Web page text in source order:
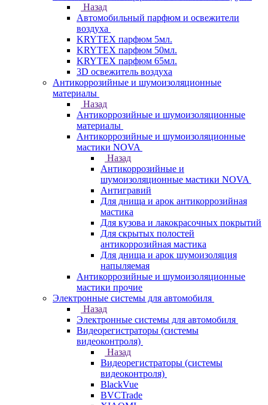
Назад
Автомобильный парфюм и освежители
воздуха
KRYTEX парфюм 5мл.
KRYTEX парфюм 50мл.
KRYTEX парфюм 65мл.
3D освежитель воздуха
Антикоррозийные и шумоизоляционные
материалы
Назад
Антикоррозийные и шумоизоляционные
материалы
Антикоррозийные и шумоизоляционные
мастики NOVA
Назад
Антикоррозийные и
шумоизоляционные мастики NOVA
Антигравий
Для днища и арок антикоррозийная
мастика
Для кузова и лакокрасочных покрытий
Для скрытых полостей
антикоррозийная мастика
Для днища и арок шумоизоляция
напыляемая
Антикоррозийные и шумоизоляционные
мастики прочие
Электронные системы для автомобиля
Назад
Электронные системы для автомобиля
Видеорегистраторы (системы
видеоконтроля)
Назад
Видеорегистраторы (системы
видеоконтроля)
BlackVue
BVCTrade